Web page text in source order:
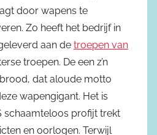
door wapens te
Zo heeft het bedrijf in
aan de troepen van
troepen. De een z’n
dat aloude motto
wapengigant. Het is
schaamteloos profijt trekt
en oorlogen. Terwijl